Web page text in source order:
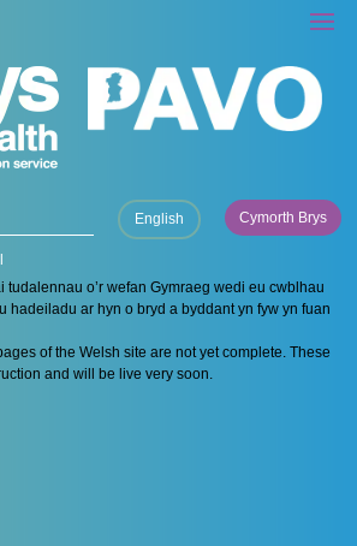
English Cymorth Brys
tudalennau o’r wefan Gymraeg wedi eu cwblhau
hadeiladu ar hyn o bryd a byddant yn fyw yn fuan
of the Welsh site are not yet complete. These
and will be live very soon.